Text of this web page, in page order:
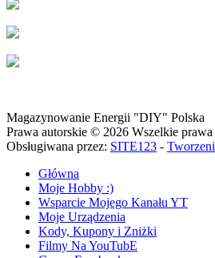
Magazynowanie Energii "DIY" Polska
Prawa autorskie © 2026 Wszelkie prawa
Obsługiwana przez: SITE123 -
Główna
Moje Hobby :)
Wsparcie Mojego Kanału YT
Moje Urządzenia
Kody, Kupony i Zniżki
Filmy Na YouTubE